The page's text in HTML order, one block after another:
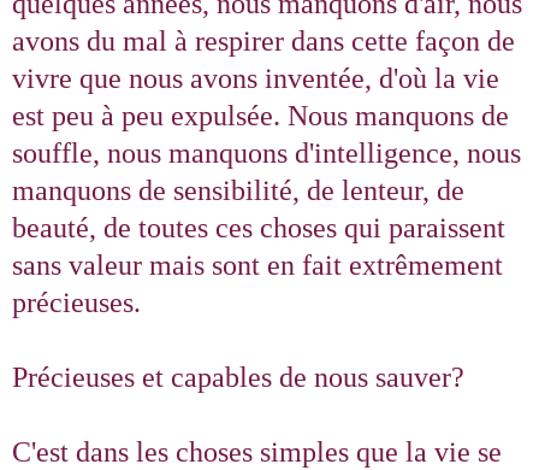
avons du mal à respirer dans cette façon de
vivre que nous avons inventée, d'où la vie
est peu à peu expulsée. Nous manquons de
souffle, nous manquons d'intelligence, nous
manquons de sensibilité, de lenteur, de
beauté, de toutes ces choses qui paraissent
sans valeur mais sont en fait extrêmement
précieuses.
Précieuses et capables de nous sauver?
C'est dans les choses simples que la vie se